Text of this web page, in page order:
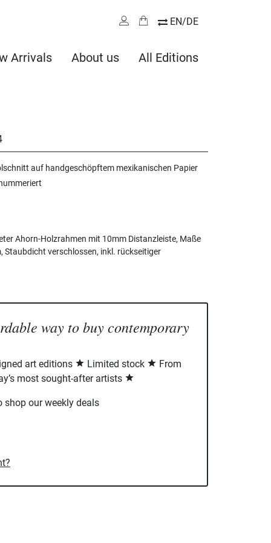
EN/DE
Arrivals About us All Editions
auf handgeschöpftem mexikanischen Papier
Ahorn-Holzrahmen mit 10mm Distanzleiste, Maße
Staubdicht verschlossen, inkl. rückseitiger
way to buy contemporary
art editions Limited stock
From
most sought-after artists
shop our weekly deals